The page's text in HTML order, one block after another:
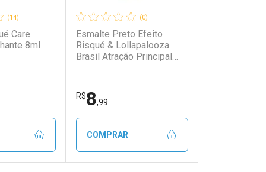
(14)
Care
8ml
(0)
Esmalte Preto Efeito
Risqué & Lollapalooza
Brasil Atração Principal
R$8,99
COMPRAR